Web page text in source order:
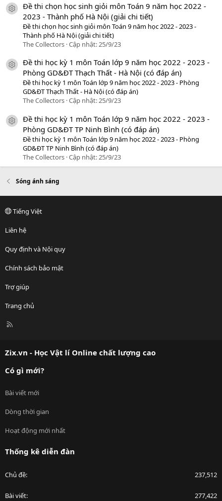
icon tài liệu
Đề thi chọn học sinh giỏi môn Toán 9 năm học 2022 -
2023 - Thành phố Hà Nội (giải chi tiết)
Đề thi chọn học sinh giỏi môn Toán 9 năm học 2022 - 2023 -
Thành phố Hà Nội (giải chi tiết)
The Collectors Cập nhật:25/9/23
icon tài liệu
Đề thi học kỳ 1 môn Toán lớp 9 năm học 2022 - 2023 -
Phòng GD&ĐT Thạch Thất - Hà Nội (có đáp án)
Đề thi học kỳ 1 môn Toán lớp 9 năm học 2022 - 2023 - Phòng
GD&ĐT Thạch Thất - Hà Nội (có đáp án)
The Collectors Cập nhật:25/9/23
icon tài liệu
Đề thi học kỳ 1 môn Toán lớp 9 năm học 2022 - 2023 -
Phòng GD&ĐT TP Ninh Bình (có đáp án)
Đề thi học kỳ 1 môn Toán lớp 9 năm học 2022 - 2023 - Phòng
GD&ĐT TP Ninh Bình (có đáp án)
The Collectors Cập nhật: 25/9/23
Sóng ánh sáng
Tiếng Việt
Liên hệ
Quy định và Nội quy
Chính sách bảo mật
Trợ giúp
Trang chủ
R
Zix.vn - Học Vật lí Online chất lượng cao
Có gì mới?
Bài viết mới
Dòng thời gian
Hoạt động mới nhất
Thống kê diễn đàn
Chủ đề 237,512
Bài viết 277,422